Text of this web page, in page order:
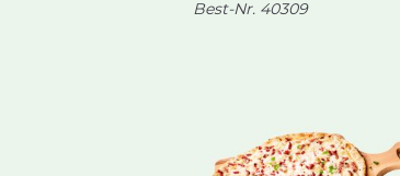
Best-Nr. 40309